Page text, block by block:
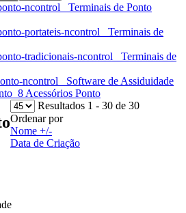
Terminais de Ponto
Terminais de
Terminais de
Software de Assiduidade
Acessórios Ponto
Resultados 1 - 30 de 30
Ordenar por
Nome +/-
Data de Criação